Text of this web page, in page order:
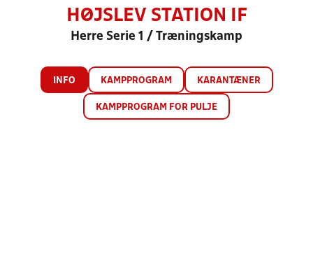
HØJSLEV STATION IF
Herre Serie 1 / Træningskamp
INFO KAMPPROGRAM KARANTÆNER
KAMPPROGRAM FOR PULJE